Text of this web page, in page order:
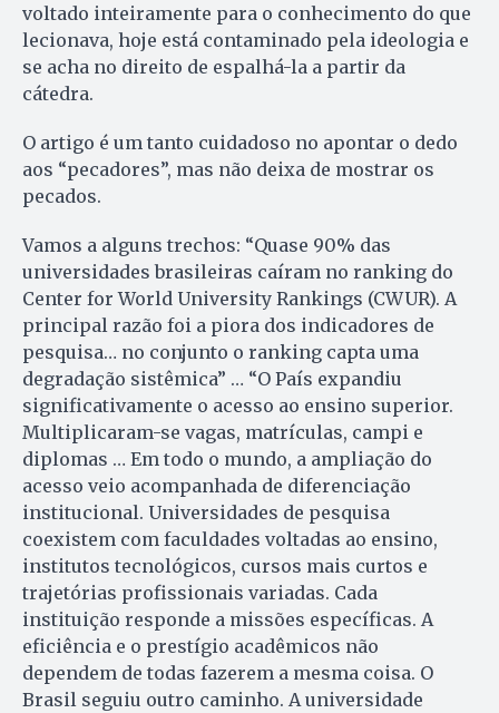
voltado inteiramente para o conhecimento do que
lecionava, hoje está contaminado pela ideologia e
se acha no direito de espalhá-la a partir da
cátedra.
O artigo é um tanto cuidadoso no apontar o dedo
aos “pecadores”, mas não deixa de mostrar os
pecados.
Vamos a alguns trechos: “Quase 90% das
universidades brasileiras caíram no ranking do
Center for World University Rankings (CWUR). A
principal razão foi a piora dos indicadores de
pesquisa… no conjunto o ranking capta uma
degradação sistêmica” … “O País expandiu
significativamente o acesso ao ensino superior.
Multiplicaram-se vagas, matrículas, campi e
diplomas … Em todo o mundo, a ampliação do
acesso veio acompanhada de diferenciação
institucional. Universidades de pesquisa
coexistem com faculdades voltadas ao ensino,
institutos tecnológicos, cursos mais curtos e
trajetórias profissionais variadas. Cada
instituição responde a missões específicas. A
eficiência e o prestígio acadêmicos não
dependem de todas fazerem a mesma coisa. O
Brasil seguiu outro caminho. A universidade